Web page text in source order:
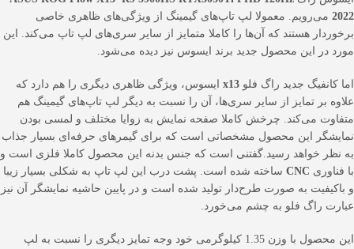
2022 می‌رویم. معمولا لپ تاپ‌های گیمینگ از ویژگی‌های ظاهری خاصی
برخوردار هستند که آن‌ها را کاملا متمایز از سایر سری‌های لپ تاپ می‌کند. این
مورد در این محصول جدید برند ایسوس نیز دیده می‌شود.
اما کانفیگ جدید راگ فلو x13 ایسوس، ویژگی ظاهری دیگری را هم دارد که
علاوه بر تمایز از سایر سری‌ها، آن را نسبت به دیگر لپ تاپ‌های گیمینگ هم
متفاوت می‌کند. چرخش کاملا صفحه نمایش به زوایا مختلف و لمسی بودن
نمایشگر این محصول مشخصاتی است که برای گیمرهای حرفه‌ای بسیار جذاب
به نظر خواهد رسید.گفتنی است که جنس بدنه این محصول کاملا فلزی است و
با فناوری CNC ساخته شده است. پشت درب این لپ تاپ به شکلی بسیار زیبا
و باکیفیت به صورت طرح‌دار تولید شده است و در پایین حاشیه نمایشگر آن نیز
عبارت راگ فلو به چشم می‌خورد.
این محصول با وزن 1.35 کیلوگرمی خود وجه تمایز دیگری را نسبت به لپ